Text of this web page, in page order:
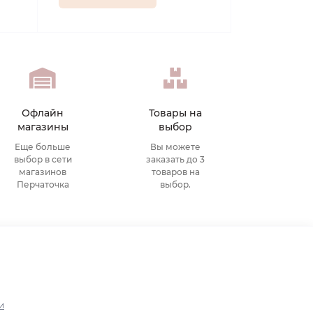
Офлайн
магазины
Еще больше
выбор в сети
магазинов
Перчаточка
Товары на
выбор
Вы можете
заказать до 3
товаров на
выбор.